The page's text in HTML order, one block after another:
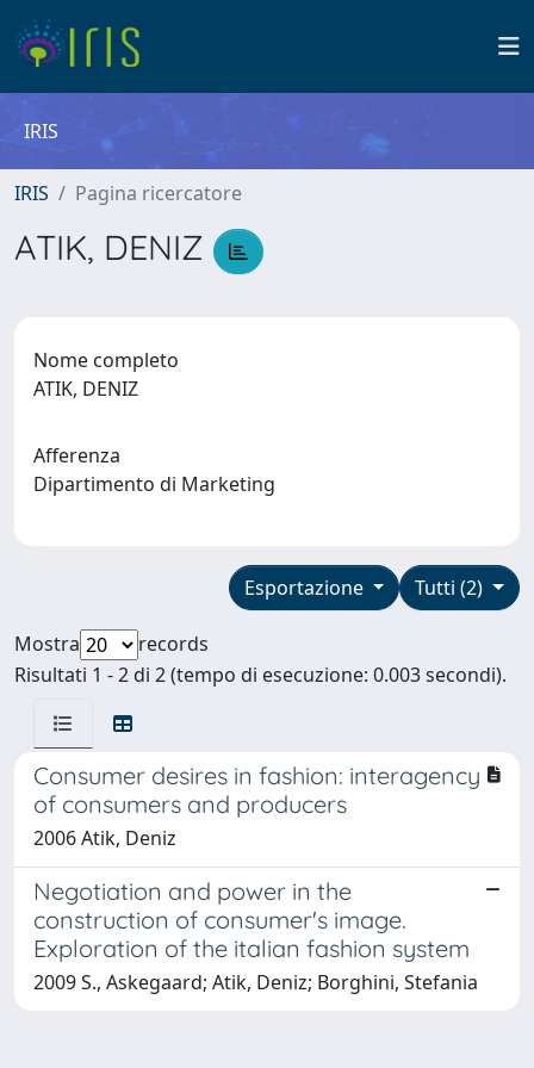
IRIS
IRIS Pagina ricercatore
ATIK, DENIZ
Nome completo
ATIK, DENIZ
Afferenza
Dipartimento di Marketing
Tutti (2)
Esportazione
Mostra
records
Risultati 1 - 2 di 2 (tempo di esecuzione: 0.003 secondi).
Consumer desires in fashion: interagency
of consumers and producers
2006 Atik, Deniz
Negotiation and power in the
construction of consumer's image.
Exploration of the italian fashion system
2009 S., Askegaard; Atik, Deniz; Borghini, Stefania